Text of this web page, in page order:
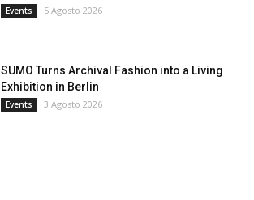
Events 5 Agosto 2026
SUMO Turns Archival Fashion into a Living
Exhibition in Berlin
Events 3 Agosto 2026